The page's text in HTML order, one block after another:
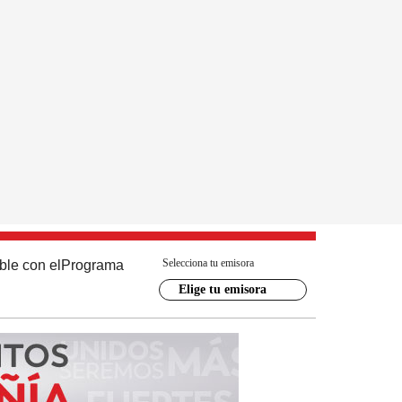
con el Programa Selecciona tu emisora
Elige tu emisora